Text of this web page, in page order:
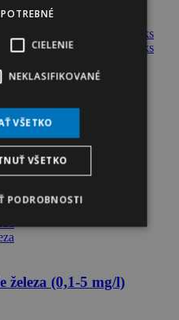
pásiky na
prúžkami 6×95 mm
železa (0,1-5 mg/l)
CIELENIE
NEKLASIFIKOVANÉ
VŠETKO
VŠETKO
PODROBNOSTI